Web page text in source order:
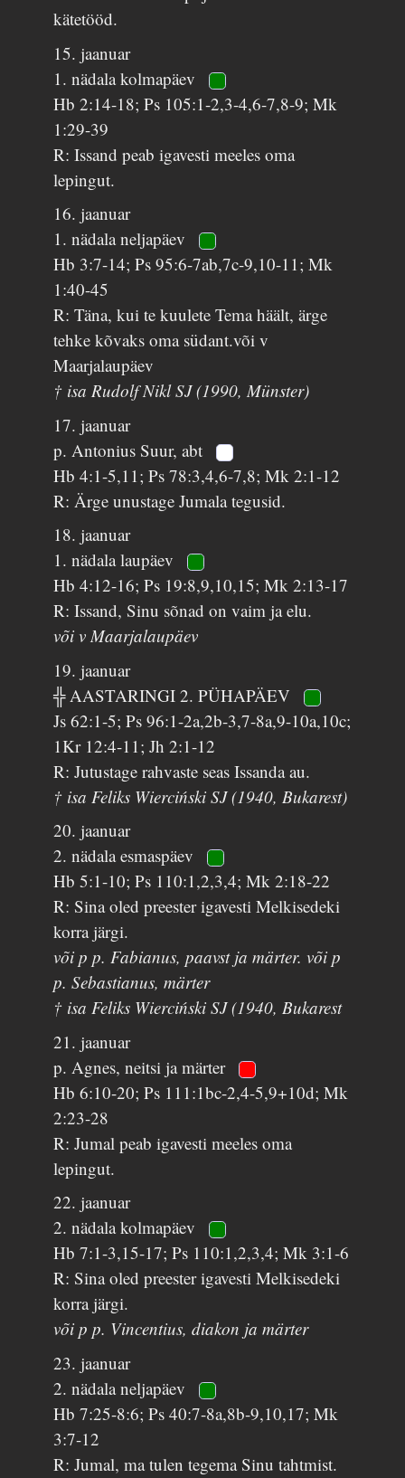
kätetööd.
15. jaanuar
1. nädala kolmapäev
Hb 2:14-18; Ps 105:1-2,3-4,6-7,8-9; Mk
1:29-39
R: Issand peab igavesti meeles oma
lepingut.
16. jaanuar
1. nädala neljapäev
Hb 3:7-14; Ps 95:6-7ab,7c-9,10-11; Mk
1:40-45
R: Täna, kui te kuulete Tema häält, ärge
tehke kõvaks oma südant.või v
Maarjalaupäev
† isa Rudolf Nikl SJ (1990, Münster)
17. jaanuar
p. Antonius Suur, abt
Hb 4:1-5,11; Ps 78:3,4,6-7,8; Mk 2:1-12
R: Ärge unustage Jumala tegusid.
18. jaanuar
1. nädala laupäev
Hb 4:12-16; Ps 19:8,9,10,15; Mk 2:13-17
R: Issand, Sinu sõnad on vaim ja elu.
või v Maarjalaupäev
19. jaanuar
╬ AASTARINGI 2. PÜHAPÄEV
Js 62:1-5; Ps 96:1-2a,2b-3,7-8a,9-10a,10c;
1Kr 12:4-11; Jh 2:1-12
R: Jutustage rahvaste seas Issanda au.
† isa Feliks Wierciński SJ (1940, Bukarest)
20. jaanuar
2. nädala esmaspäev
Hb 5:1-10; Ps 110:1,2,3,4; Mk 2:18-22
R: Sina oled preester igavesti Melkisedeki
korra järgi.
või p p. Fabianus, paavst ja märter. või p
p. Sebastianus, märter
† isa Feliks Wierciński SJ (1940, Bukarest
21. jaanuar
p. Agnes, neitsi ja märter
Hb 6:10-20; Ps 111:1bc-2,4-5,9+10d; Mk
2:23-28
R: Jumal peab igavesti meeles oma
lepingut.
22. jaanuar
2. nädala kolmapäev
Hb 7:1-3,15-17; Ps 110:1,2,3,4; Mk 3:1-6
R: Sina oled preester igavesti Melkisedeki
korra järgi.
või p p. Vincentius, diakon ja märter
23. jaanuar
2. nädala neljapäev
Hb 7:25-8:6; Ps 40:7-8a,8b-9,10,17; Mk
3:7-12
R: Jumal, ma tulen tegema Sinu tahtmist.